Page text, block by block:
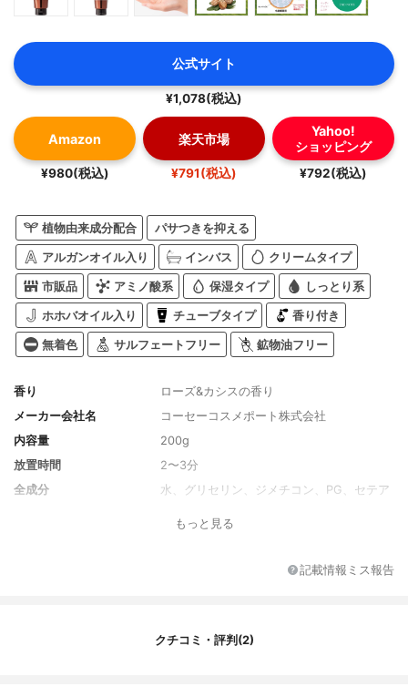
公式サイト
¥1,078(税込)
Amazon
¥980(税込)
楽天市場
¥791(税込)
Yahoo!
ショッピング
¥792(税込)
植物由来成分配合 パサつきを抑える
アルガンオイル入り インバス クリームタイプ
市販品 アミノ酸系 保湿タイプ しっとり系
ホホバオイル入り チューブタイプ 香り付き
無着色 サルフェートフリー 鉱物油フリー
香り
ローズ&カシスの香り
メーカー会社名
コーセーコスメポート株式会社
内容量
200g
放置時間
2〜3分
全成分
水、グリセリン、ジメチコン、PG、セテア
リド、ステアリン酸グリセリル、ミリスチ
キス、オリーブ果実油、カニナバラ果実エ
葉エキス、ラベンダー花エキス、BG、EDT
もっと見る
記載情報ミス報告
クチコミ・評判(2)